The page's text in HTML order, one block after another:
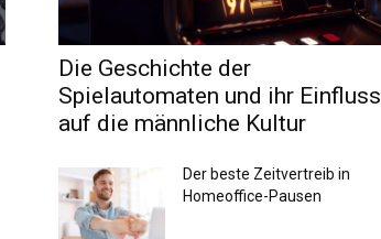
Die Geschichte der
Spielautomaten und ihr Einfluss
auf die männliche Kultur
Der beste Zeitvertreib in
Homeoffice-Pausen